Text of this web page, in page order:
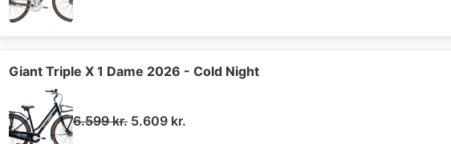
6.999 kr..4.399 kr..
Giant Triple X 1 Dame 2026 - Cold Night
6.599kr. Den
5.609 kr.